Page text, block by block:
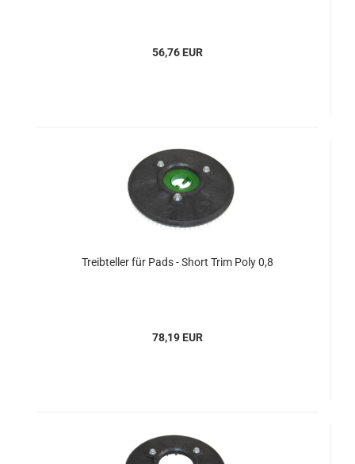
56,76 EUR
Treibteller für Pads - Short Trim Poly 0,8
78,19 EUR